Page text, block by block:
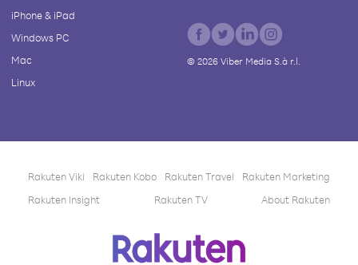
iPhone & iPad
Windows PC
Mac
Linux
© 2026Viber Media S.à r.l.
Rakuten Viki Rakuten Kobo Rakuten Travel
Rakuten Marketing
Rakuten Insight
Rakuten TV About Rakuten